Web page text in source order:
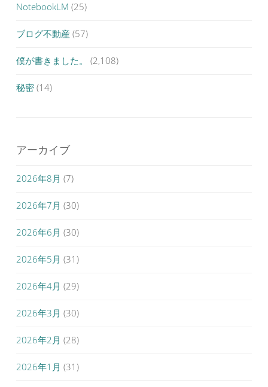
NotebookLM (25)
ブログ不動産 (57)
僕が書きました。 (2,108)
秘密 (14)
アーカイブ
2026年8月 (7)
2026年7月 (30)
2026年6月 (30)
2026年5月 (31)
2026年4月 (29)
2026年3月 (30)
2026年2月 (28)
2026年1月 (31)